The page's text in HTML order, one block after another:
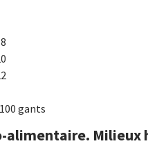
gants
Milieux